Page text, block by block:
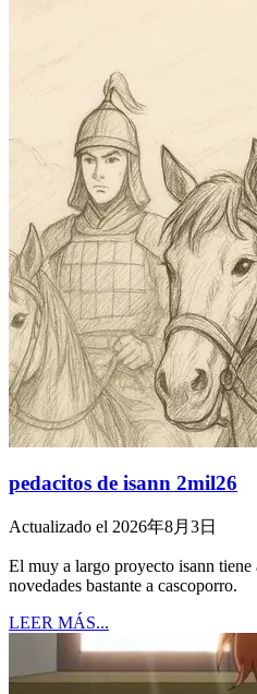
pedacitos de isann 2mil26
Actualizado el 2026年8月3日
El muy a largo proyecto isann tiene
novedades bastante a cascoporro.
LEER MÁS...